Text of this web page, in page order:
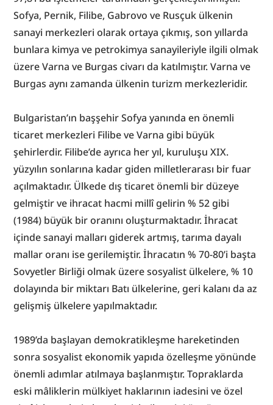
Sofya, Pernik, Filibe, Gabrovo ve Rusçuk ülkenin
sanayi merkezleri olarak ortaya çıkmış, son yıllarda
bunlara kimya ve petrokimya sanayileriyle ilgili olmak
üzere Varna ve Burgas civarı da katılmıştır. Varna ve
Burgas aynı zamanda ülkenin turizm merkezleridir.
Bulgaristan’ın başşehir Sofya yanında en önemli
ticaret merkezleri Filibe ve Varna gibi büyük
şehirlerdir. Filibe’de ayrıca her yıl, kuruluşu XIX.
yüzyılın sonlarına kadar giden milletlerarası bir fuar
açılmaktadır. Ülkede dış ticaret önemli bir düzeye
gelmiştir ve ihracat hacmi millî gelirin % 52 gibi
(1984) büyük bir oranını oluşturmaktadır. İhracat
içinde sanayi malları giderek artmış, tarıma dayalı
mallar oranı ise gerilemiştir. İhracatın % 70-80’i başta
Sovyetler Birliği olmak üzere sosyalist ülkelere, % 10
dolayında bir miktarı Batı ülkelerine, geri kalanı da az
gelişmiş ülkelere yapılmaktadır.
1989’da başlayan demokratikleşme hareketinden
sonra sosyalist ekonomik yapıda özelleşme yönünde
önemli adımlar atılmaya başlanmıştır. Topraklarda
eski mâliklerin mülkiyet haklarının iadesini ve özel